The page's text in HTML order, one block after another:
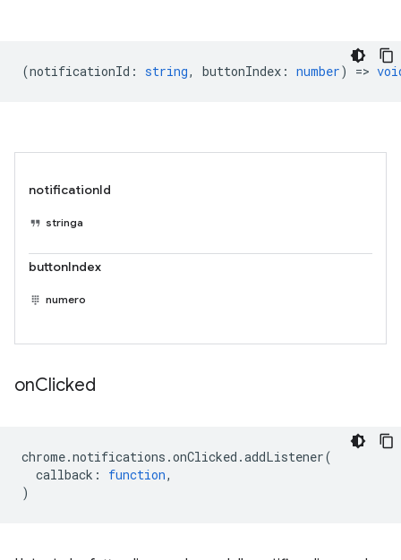
(notificationId : string, buttonIndex : number) =>
notificationId
stringa
buttonIndex
numero
onClicked
chrome.notifications .onClicked .addListener(
callback : function,
)